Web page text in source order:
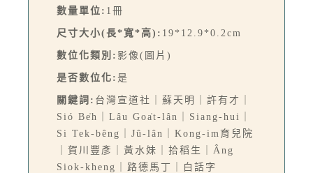
數量單位: 1冊
尺寸大小(長*寬*高): 19*12.9*0.2cm
數位化類別: 影像(圖片)
是否數位化: 是
關鍵詞: 台灣宣道社｜蘇天明｜許有才｜
Sió Be̍h｜Lâu Goa̍t-lân｜Siang-hui｜
Si Tek-bêng｜Jû-lân｜Kong-im育兒院
｜賀川豐彥｜黃水妹｜拾稻生｜Âng
Siok-kheng｜路德馬丁｜白話字